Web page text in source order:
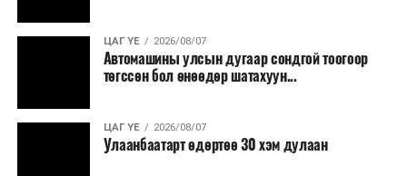
ЦАГ ҮЕ 2026/08/07
Автомашины улсын дугаар сондгой тоогоор
төгссөн бол өнөөдөр шатахуун...
ЦАГ ҮЕ 2026/08/07
Улаанбаатарт өдөртөө 30 хэм дулаан